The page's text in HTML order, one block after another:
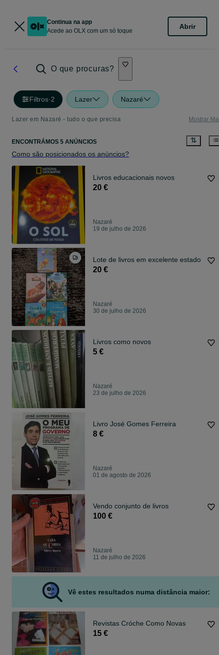
Continua na app
Acede ao OLX com um só toque
Abrir
O que procuras?
Filtros·2 Lazer Nazaré
Lazer em Nazaré - tudo o que precisa Mostrar
ENCONTRÁMOS 5 ANÚNCIOS
Como são posicionados os anúncios?
Livros educacionais novos
20 €
Nazaré
19 de julho de 2026
Lote de livros em excelente estado
20 €
Nazaré
30 de julho de 2026
Livros como novos
5 €
Nazaré
23 de julho de 2026
Livro José Gomes Ferreira
8 €
Nazaré
01 de agosto de 2026
Vendo conjunto de livros
100 €
Nazaré
11 de julho de 2026
Vê estes resultados numa distância maior:
Revistas Cróche Como Novas
15 €